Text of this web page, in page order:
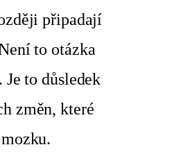
připadají
to otázka
to důsledek
změn, které